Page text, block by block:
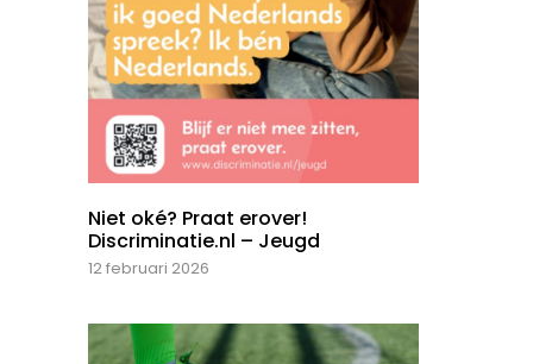
Niet oké? Praat erover!
Discriminatie.nl – Jeugd
12 februari 2026